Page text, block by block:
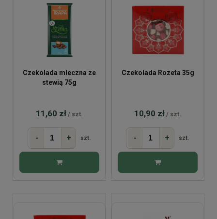
Czekolada mleczna ze
stewią 75g
11,60 zł / szt.
- + szt.
Czekolada Rozeta 35g
10,90 zł / szt.
- + szt.